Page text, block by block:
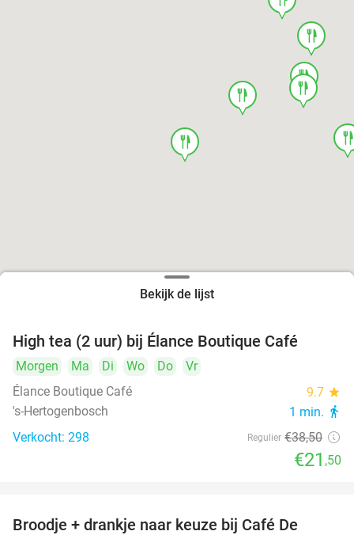
food
food
food
food
food
Bekijk de lijst
High tea (2 uur) bij Élance Boutique Café
Morgen Ma Di Wo Do
Vr
Élance Boutique Café
9.7 star
's-Hertogenbosch 1 min. directions_walk
Verkocht: 298 Regulier €38,50
€21 ,50
Broodje + drankje naar keuze bij Café De